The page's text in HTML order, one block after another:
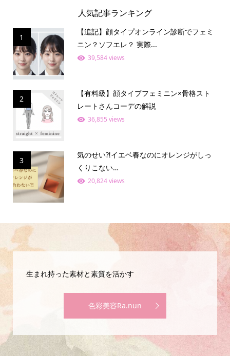
人気記事ランキング
1
【追記】顔タイプオンライン診断でフェミ
ニン？ソフエレ？ 実際...
39,584 views
2
【有料級】顔タイプフェミニン×骨格スト
レートさんコーデの解説
36,855 views
3
気のせい⁈イエベ春なのにオレンジがしっ
くりこない…
20,824 views
生まれ持った素材と素質を活かす
色彩美容Ra.nun